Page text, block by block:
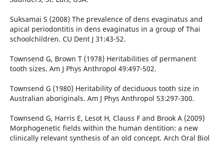
Suksamai S (2008) The prevalence of dens evaginatus and
apical periodontitis in dens evaginatus in a group of Thai
schoolchildren. CU Dent J 31:43-52.
Townsend G, Brown T (1978) Heritabilities of permanent
tooth sizes. Am J Phys Anthropol 49:497-502.
Townsend G (1980) Heritability of deciduous tooth size in
Australian aboriginals. Am J Phys Anthropol 53:297-300.
Townsend G, Harris E, Lesot H, Clauss F and Brook A (2009)
Morphogenetic fields within the human dentition: a new
clinically relevant synthesis of an old concept. Arch Oral Biol